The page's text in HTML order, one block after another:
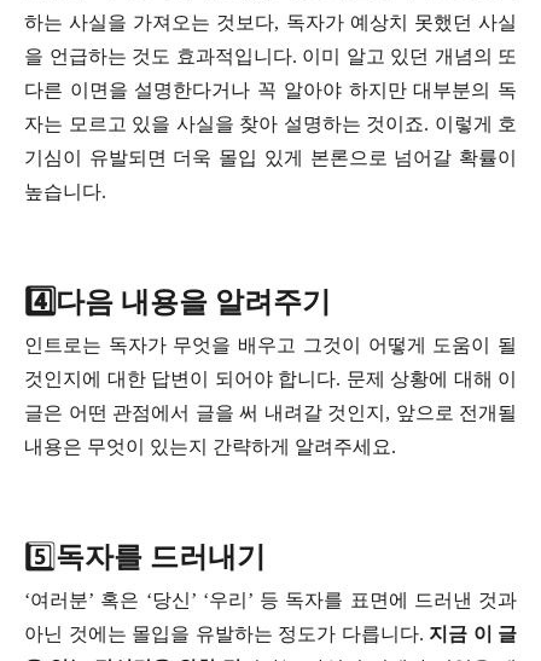
하는 사실을 가져오는 것보다, 독자가 예상치 못했던 사실
을 언급하는 것도 효과적입니다. 이미 알고 있던 개념의 또
다른 이면을 설명한다거나 꼭 알아야 하지만 대부분의 독
자는 모르고 있을 사실을 찾아 설명하는 것이죠. 이렇게 호
기심이 유발되면 더욱 몰입 있게 본론으로 넘어갈 확률이
높습니다.
4️⃣다음 내용을 알려주기
인트로는 독자가 무엇을 배우고 그것이 어떻게 도움이 될
것인지에 대한 답변이 되어야 합니다. 문제 상황에 대해 이
글은 어떤 관점에서 글을 써 내려갈 것인지, 앞으로 전개될
내용은 무엇이 있는지 간략하게 알려주세요.
5️⃣독자를 드러내기
‘여러분’ 혹은 ‘당신’ ‘우리’ 등 독자를 표면에 드러낸 것과
아닌 것에는 몰입을 유발하는 정도가 다릅니다. 지금 이 글